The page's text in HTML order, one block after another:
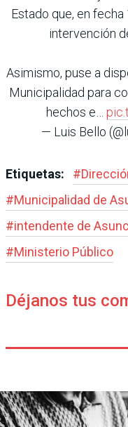
Estado que, en
intervención
Asimismo, puse a
Municipalidad para
hechos e…
— Luis Bello
Etiquetas: #
#Municipalidad de
#intendente de
#Ministerio Público
Déjanos tus